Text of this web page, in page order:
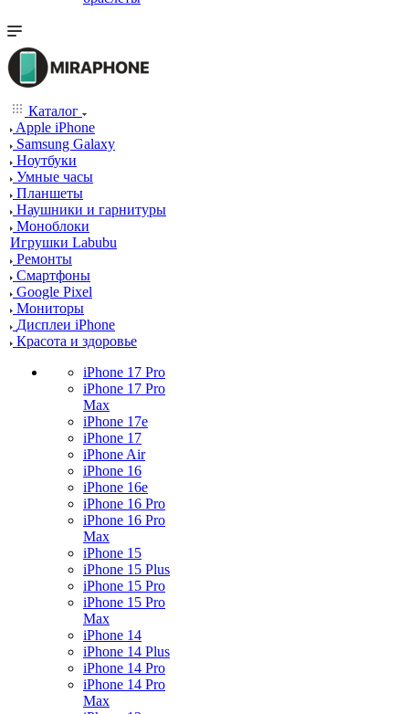
Каталог
Apple iPhone
Samsung Galaxy
Ноутбуки
Умные часы
Планшеты
Наушники и гарнитуры
Моноблоки
Игрушки Labubu
Ремонты
Смартфоны
Google Pixel
Мониторы
Дисплеи iPhone
Красота и здоровье
iPhone 17 Pro
iPhone 17 Pro
Max
iPhone 17e
iPhone 17
iPhone Air
iPhone 16
iPhone 16e
iPhone 16 Pro
iPhone 16 Pro
Max
iPhone 15
iPhone 15 Plus
iPhone 15 Pro
iPhone 15 Pro
Max
iPhone 14
iPhone 14 Plus
iPhone 14 Pro
iPhone 14 Pro
Max